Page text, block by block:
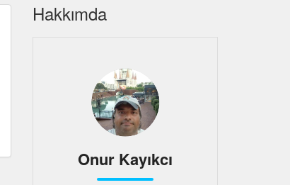
Hakkımda
Onur Kayıkcı